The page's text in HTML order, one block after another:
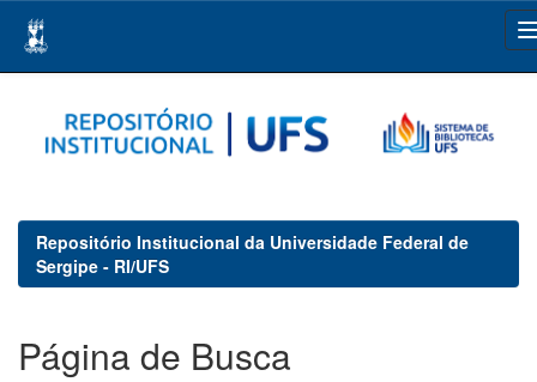
navigation
Repositório Institucional da Universidade Federal de
Sergipe - RI/UFS
Página de Busca